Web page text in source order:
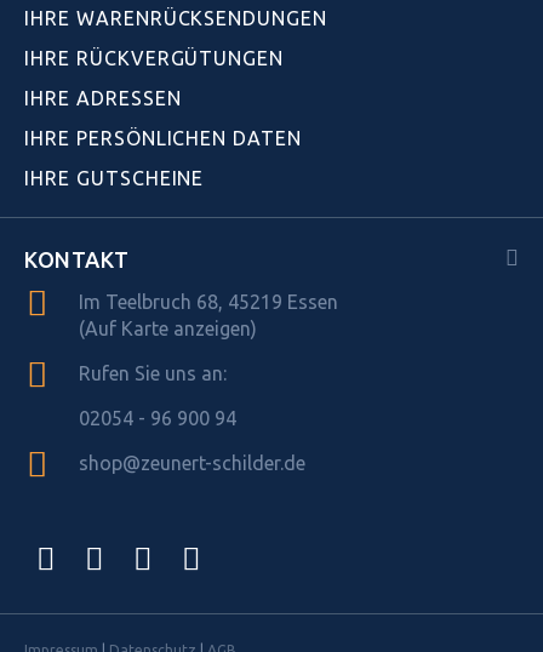
IHRE WARENRÜCKSENDUNGEN
IHRE RÜCKVERGÜTUNGEN
IHRE ADRESSEN
IHRE PERSÖNLICHEN DATEN
IHRE GUTSCHEINE
KONTAKT
Im Teelbruch 68, 45219 Essen
(Auf Karte anzeigen)
Rufen Sie uns an:
02054 - 96 900 94
shop@zeunert-schilder.de